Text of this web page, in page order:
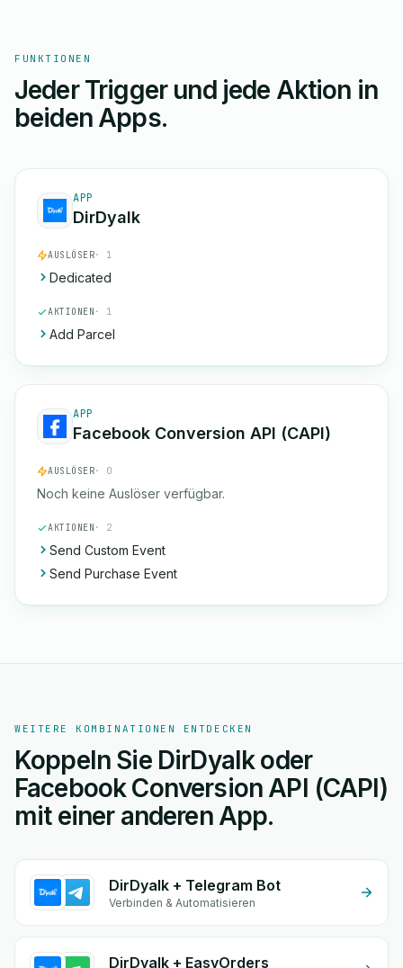
FUNKTIONEN
Jeder Trigger und jede Aktion in
beiden Apps.
APP
DirDyalk
AUSLÖSER· 1
Dedicated
AKTIONEN · 1
Add Parcel
APP
Facebook Conversion API (CAPI)
AUSLÖSER· 0
Noch keine Auslöser verfügbar.
AKTIONEN · 2
Send Custom Event
Send Purchase Event
WEITERE KOMBINATIONEN ENTDECKEN
Koppeln Sie DirDyalk oder
Facebook Conversion API (CAPI)
mit einer anderen App.
DirDyalk + Telegram Bot
Verbinden & Automatisieren
DirDyalk + EasyOrders